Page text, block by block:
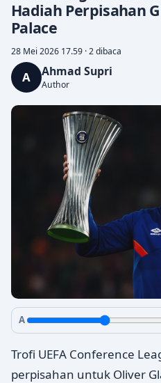
Hadiah Perpisahan
Palace
28 Mei 2026 17.59 · 2 dibaca
A Ahmad Supri
Author
A
Trofi UEFA Conference
perpisahan untuk Oliver